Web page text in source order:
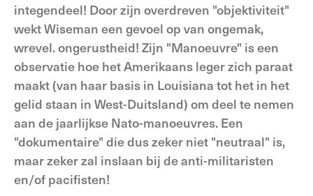
integendeel! Door zijn overdreven "objektiviteit"
wekt Wiseman een gevoel op van ongemak,
wrevel. ongerustheid! Zijn "Manoeuvre" is een
observatie hoe het Amerikaans leger zich paraat
maakt (van haar basis in Louisiana tot het in het
gelid staan in West-Duitsland) om deel te nemen
aan de jaarlijkse Nato-manoeuvres. Een
"dokumentaire" die dus zeker niet "neutraal" is,
maar zeker zal inslaan bij de anti-militaristen
en/of pacifisten!